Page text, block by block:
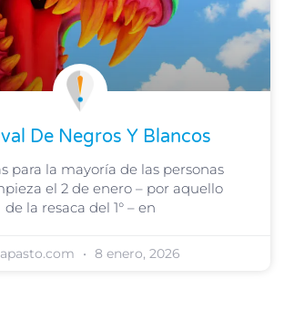
De Negros Y Blancos
para la mayoría de las personas
el 2 de enero – por aquello
de la resaca del 1° – en
8 enero, 2026